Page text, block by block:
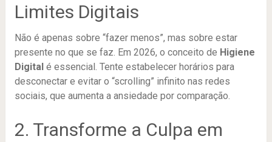
Limites Digitais
Não é apenas sobre “fazer menos”, mas sobre estar
presente no que se faz. Em 2026, o conceito de Higiene
Digital é essencial. Tente estabelecer horários para
desconectar e evitar o “scrolling” infinito nas redes
sociais, que aumenta a ansiedade por comparação.
2. Transforme a Culpa em